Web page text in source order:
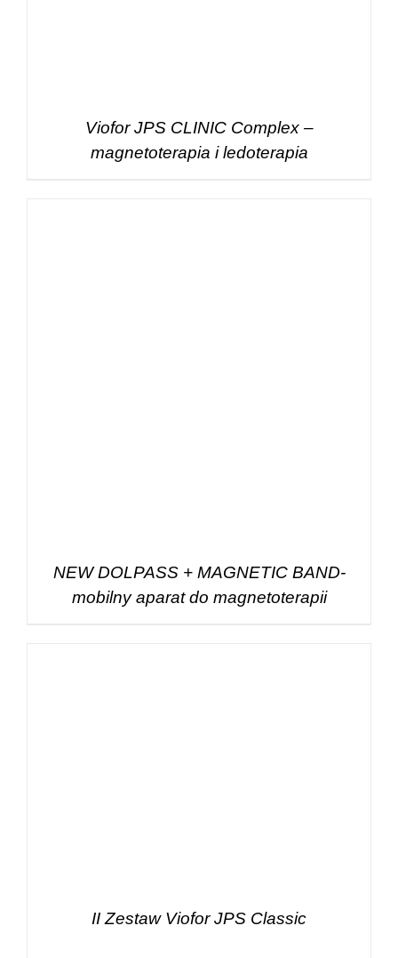
Viofor JPS CLINIC Complex –
magnetoterapia i ledoterapia
NEW DOLPASS + MAGNETIC BAND-
mobilny aparat do magnetoterapii
II Zestaw Viofor JPS Classic